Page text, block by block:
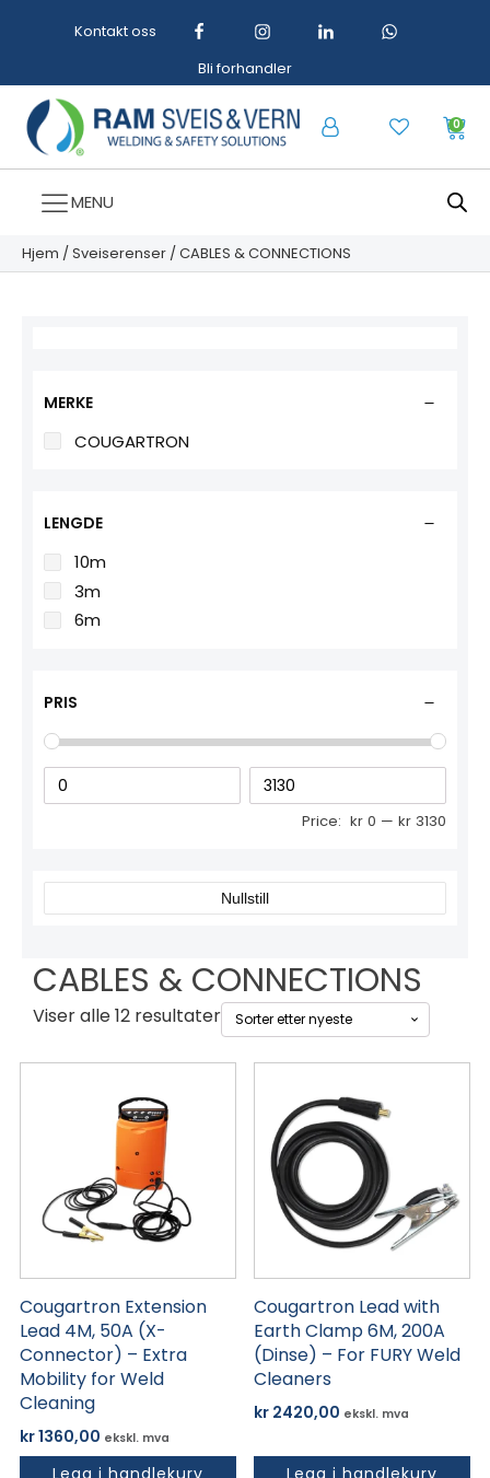
Kontakt oss
Bli forhandler
0
MENU
Hjem /Sveiserenser / CABLES & CONNECTIONS
MERKE
COUGARTRON
LENGDE
10m
3m
6m
PRIS
Price: kr 0 — kr 3130
Nullstill
CABLES & CONNECTIONS
Viser alle 12 resultaterSortert
etter
siste
Cougartron Extension
Lead 4M, 50A (X-
Connector) – Extra
Mobility for Weld
Cleaning
kr1360,00 ekskl. mva
Cougartron Lead with
Earth Clamp 6M, 200A
(Dinse) – For FURY Weld
Cleaners
kr 2420,00 ekskl. mva